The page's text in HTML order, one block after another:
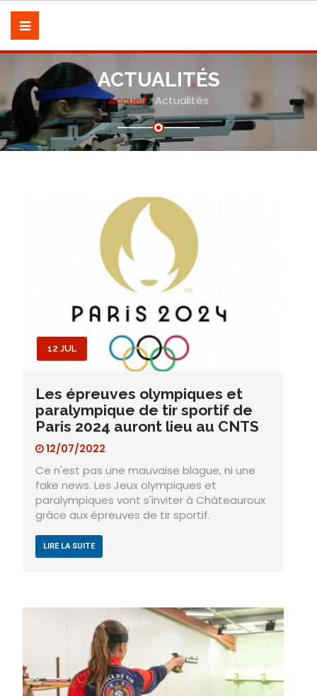
ACTUALITÉS
Accueil Actualités
12 JUL
Les épreuves olympiques et
paralympique de tir sportif de
Paris 2024 auront lieu au CNTS
12/07/2022
Ce n'est pas une mauvaise blague, ni une
fake news. Les Jeux olympiques et
paralympiques vont s'inviter à Châteauroux
grâce aux épreuves de tir sportif.
LIRE LA SUITE